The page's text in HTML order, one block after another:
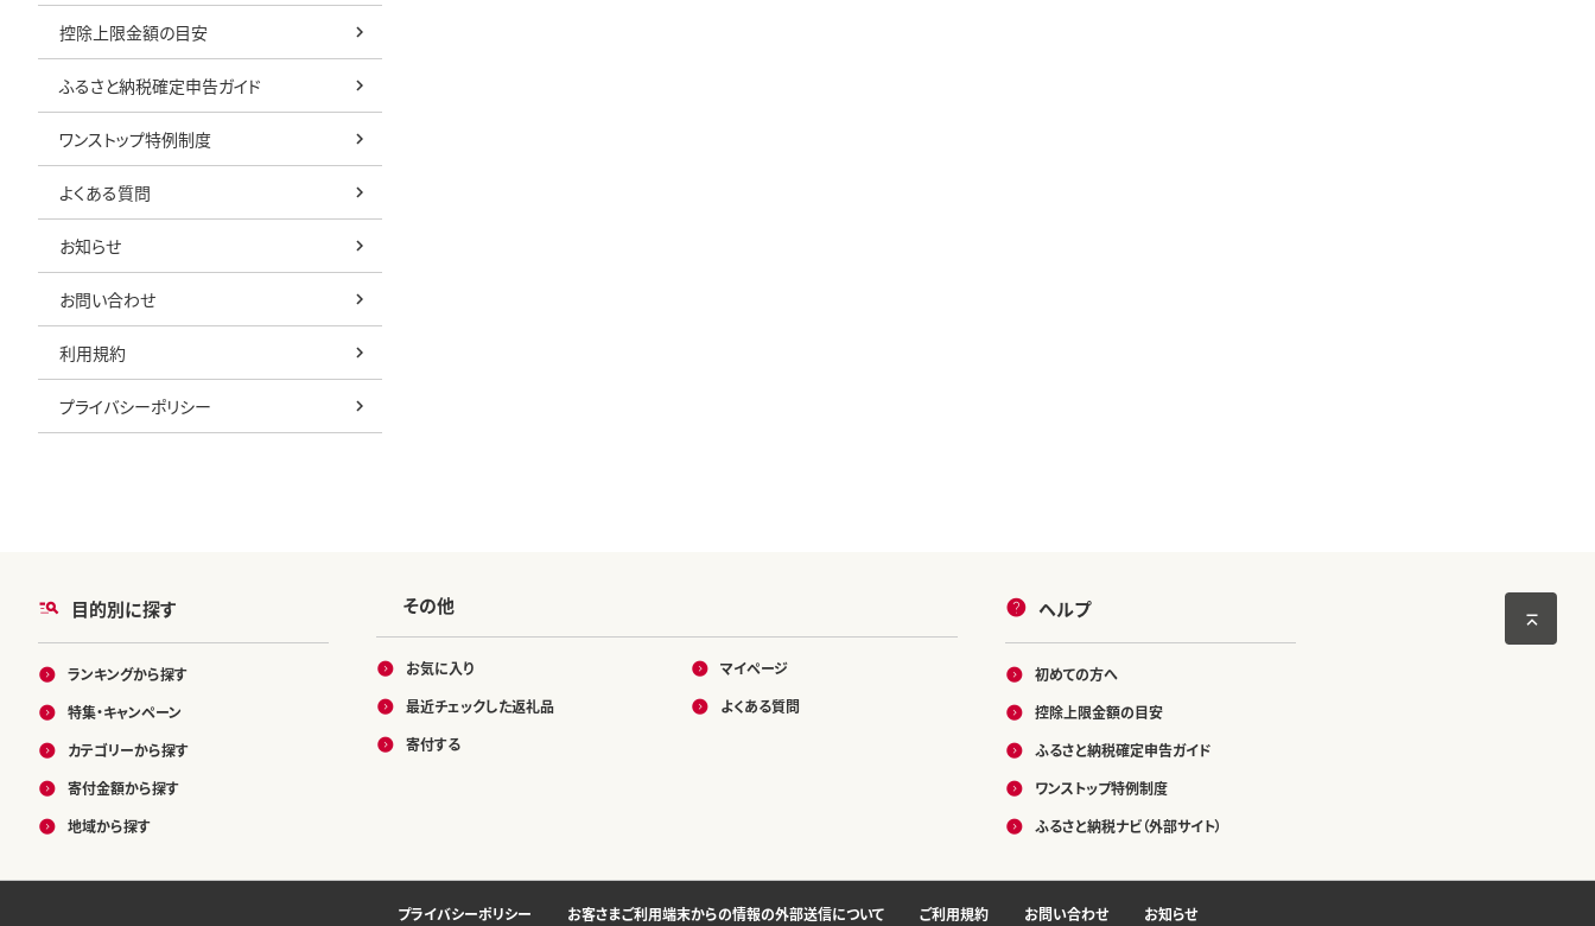
控除上限金額の目安
ふるさと納税確定申告ガイド
ワンストップ特例制度
よくある質問
お知らせ
お問い合わせ
利用規約
プライバシーポリシー
目的別に探す
ランキングから探す
特集・キャンペーン
カテゴリーから探す
寄付金額から探す
地域から探す
その他
お気に入り
最近チェックした返礼品
寄付する
マイページ
よくある質問
ヘルプ
初めての方へ
控除上限金額の目安
ふるさと納税確定申告ガイド
ワンストップ特例制度
ふるさと納税ナビ（外部サイト）
プライバシーポリシー お客さまご利用端末からの情報の外部送信について ご利用規約 お問い合わせ お知らせ